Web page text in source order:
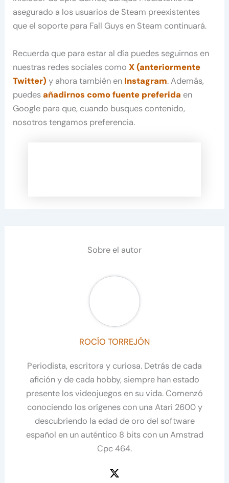
asegurado a los usuarios de Steam preexistentes
que el soporte para Fall Guys en Steam continuará.
Recuerda que para estar al día puedes seguirnos en
nuestras redes sociales comoX (anteriormente
Twitter) y ahora también en Instagram. Además,
puedesañadirnos como fuente preferida en
Google para que, cuando busques contenido,
nosotros tengamos preferencia.
Sobre el autor
ROCÍO TORREJÓN
Periodista, escritora y curiosa. Detrás de cada
afición y de cada hobby, siempre han estado
presente los videojuegos en su vida. Comenzó
conociendo los orígenes con una Atari 2600 y
descubriendo la edad de oro del software
español en un auténtico 8 bits con un Amstrad
Cpc 464.